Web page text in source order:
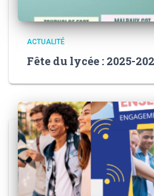
ACTUALITÉ
Fête du lycée : 2025-